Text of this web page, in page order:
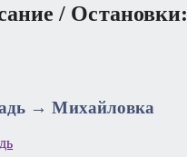
/ Остановки:
→ Михайловка